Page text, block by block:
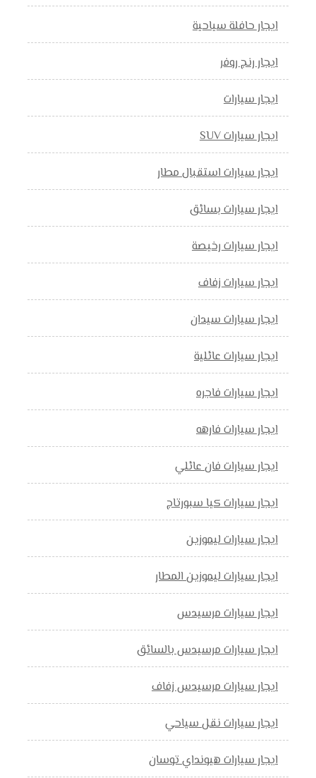
ايجار حافلة سياحية
ايجار رنج روفر
ايجار سيارات
ايجار سيارات SUV
ايجار سيارات استقبال مطار
ايجار سيارات بسائق
ايجار سيارات رخيصة
ايجار سيارات زفاف
ايجار سيارات سيدان
ايجار سيارات عائلية
ايجار سيارات فاجره
ايجار سيارات فارهه
ايجار سيارات فان عائلي
ايجار سيارات كيا سبورتاج
ايجار سيارات ليموزين
ايجار سيارات ليموزين المطار
ايجار سيارات مرسيدس
ايجار سيارات مرسيدس بالسائق
ايجار سيارات مرسيدس زفاف
ايجار سيارات نقل سياحي
ايجار سيارات هيونداي توسان